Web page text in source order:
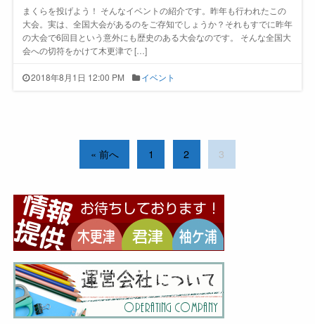
まくらを投げよう！ そんなイベントの紹介です。昨年も行われたこの
大会。実は、全国大会があるのをご存知でしょうか？それもすでに昨年
の大会で6回目という意外にも歴史のある大会なのです。 そんな全国大
会への切符をかけて木更津で […]
2018年8月1日 12:00 PM イベント
« 前へ 1 2 3